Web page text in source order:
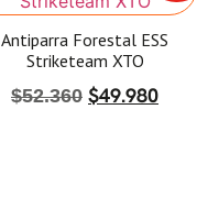
Antiparra Forestal ESS
Striketeam XTO
$52.360 $49.980